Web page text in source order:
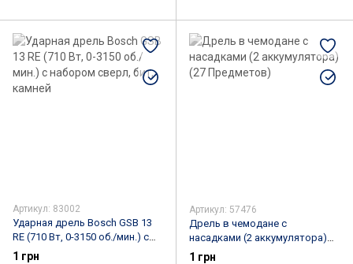
Артикул: 83002
Ударная дрель Bosch GSB 13
RE (710 Вт, 0-3150 об./мин.) с
набором сверл, бит, камней
1 грн
Артикул: 57476
Дрель в чемодане c
насадками (2 аккумулятора)
(27 Предметов)
1 грн